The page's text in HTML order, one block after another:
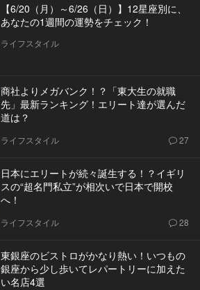
【6/20（月）～6/26（日）】12星座別に、
あなたの1週間の運勢をチェック！
ライフスタイル
商社よりメガバンク！？「東大生の就職
先」最新ランキング！エリート達が選んだ
道は？
ライフスタイル 27
日本にエリートが続々誕生する！？イギリ
スの“超名門私立”が相次いで日本で開校
へ！
ライフスタイル 28
東銀座のビストロがかなり熱い！いつもの
銀座から少し歩いてレパートリーに加えた
い名店4選